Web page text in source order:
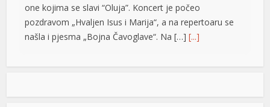
one kojima se slavi “Oluja”. Koncert je počeo
pozdravom „Hvaljen Isus i Marija“, a na repertoaru se
našla i pjesma „Bojna Čavoglave“. Na […][...]
Gužve na granicama BiH: Duge kolone na više prelaza,
Saobraćaj se na većini puteva u Republici Srpskoj i